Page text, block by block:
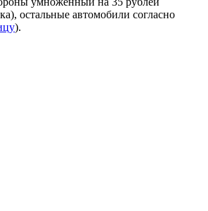
остальные автомобили согласно
).